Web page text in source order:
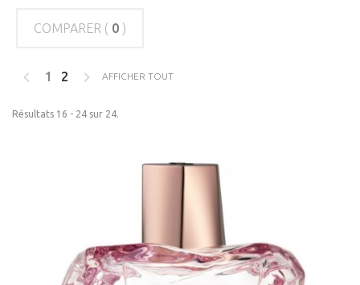
COMPARER ( 0 )
AFFICHER TOUT
1 2
Résultats 16 - 24 sur 24.